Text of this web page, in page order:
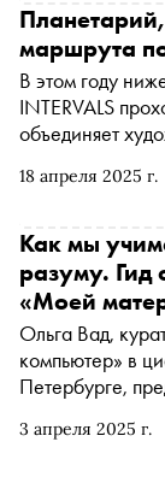
вернулись в
цифровую
точность. Их
превращая
становится
тонкой
кураторами
будущего и
Петербурга
18 апреля 2025 г.
маршрута
В этом году
INTERVALS
объединяет
временно
заявленной
объектов, в
дегустацию
траектории,
этот уикенд, —
3 апреля 2025 г.
Как мы
разуму. Гид
«Моей
Ольга Вад,
компьютер» в
Петербурге,
феномен, но и